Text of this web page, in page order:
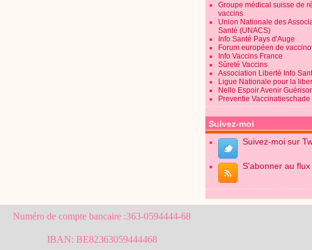
Groupe médical suisse de
vaccins
Union Nationale des
Santé (UNACS)
Info Santé Pays d'Auge
Forum européen de
Info Vaccins France
Sûreté Vaccins
Association Liberté Info
Ligue Nationale pour la
Nello Espoir Avenir
Preventie Vaccinatieschade
Suivez-moi
Suivez-moi sur
S'abonner au flux
Numéro de compte bancaire :363-0594444-68
IBAN: BE82363059444468